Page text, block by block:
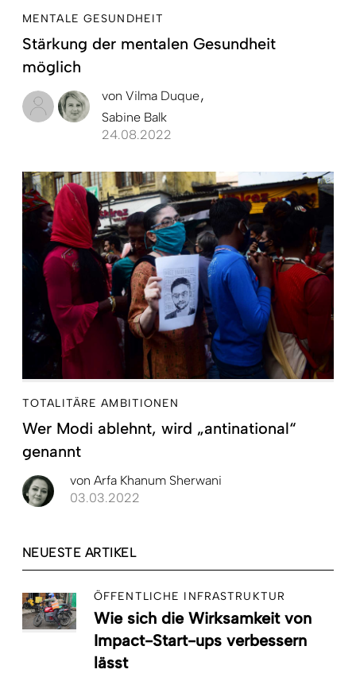
MENTALE GESUNDHEIT
Stärkung der mentalen Gesundheit
möglich
von Vilma Duque
Sabine Balk
24.08.2022
TOTALITÄRE AMBITIONEN
Wer Modi ablehnt, wird „antinational“
genannt
von Arfa Khanum Sherwani
03.03.2022
NEUESTE ARTIKEL
ÖFFENTLICHE INFRASTRUKTUR
Wie sich die Wirksamkeit von
Impact-Start-ups verbessern
lässt